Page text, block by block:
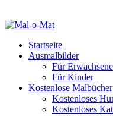
Startseite
Ausmalbilder
Für Erwachsene
Für Kinder
Kostenlose Malbücher
Kostenloses
Kostenloses